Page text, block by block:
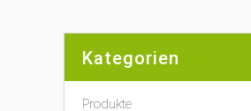
Kategorien
Produkte